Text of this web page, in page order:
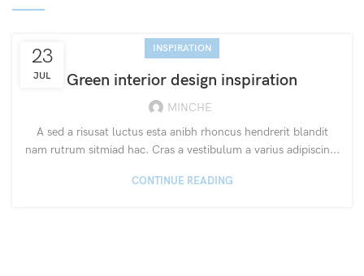
23
JUL
INSPIRATION
Green interior design inspiration
MINCHE
A sed a risusat luctus esta anibh rhoncus hendrerit blandit
nam rutrum sitmiad hac. Cras a vestibulum a varius adipiscin...
CONTINUE READING